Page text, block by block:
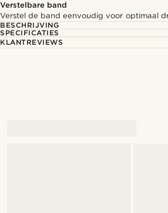
Verstelbare band
Verstel de band eenvoudig voor optimaal
BESCHRIJVING
SPECIFICATIES
KLANTREVIEWS